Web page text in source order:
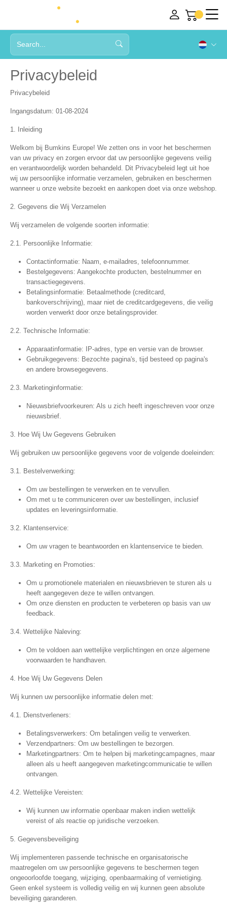
Privacybeleid
Privacybeleid
Ingangsdatum: 01-08-2024
1. Inleiding
Welkom bij Bumkins Europe! We zetten ons in voor het beschermen
van uw privacy en zorgen ervoor dat uw persoonlijke gegevens veilig
en verantwoordelijk worden behandeld. Dit Privacybeleid legt uit hoe
wij uw persoonlijke informatie verzamelen, gebruiken en beschermen
wanneer u onze website bezoekt en aankopen doet via onze webshop.
2. Gegevens die Wij Verzamelen
Wij verzamelen de volgende soorten informatie:
2.1. Persoonlijke Informatie:
Contactinformatie: Naam, e-mailadres, telefoonnummer.
Bestelgegevens: Aangekochte producten, bestelnummer en
transactiegegevens.
Betalingsinformatie: Betaalmethode (creditcard,
bankoverschrijving), maar niet de creditcardgegevens, die veilig
worden verwerkt door onze betalingsprovider.
2.2. Technische Informatie:
Apparaatinformatie: IP-adres, type en versie van de browser.
Gebruikgegevens: Bezochte pagina's, tijd besteed op pagina's
en andere browsegegevens.
2.3. Marketinginformatie:
Nieuwsbriefvoorkeuren: Als u zich heeft ingeschreven voor onze
nieuwsbrief.
3. Hoe Wij Uw Gegevens Gebruiken
Wij gebruiken uw persoonlijke gegevens voor de volgende doeleinden:
3.1. Bestelverwerking:
Om uw bestellingen te verwerken en te vervullen.
Om met u te communiceren over uw bestellingen, inclusief
updates en leveringsinformatie.
3.2. Klantenservice:
Om uw vragen te beantwoorden en klantenservice te bieden.
3.3. Marketing en Promoties:
Om u promotionele materialen en nieuwsbrieven te sturen als u
heeft aangegeven deze te willen ontvangen.
Om onze diensten en producten te verbeteren op basis van uw
feedback.
3.4. Wettelijke Naleving:
Om te voldoen aan wettelijke verplichtingen en onze algemene
voorwaarden te handhaven.
4. Hoe Wij Uw Gegevens Delen
Wij kunnen uw persoonlijke informatie delen met:
4.1. Dienstverleners:
Betalingsverwerkers: Om betalingen veilig te verwerken.
Verzendpartners: Om uw bestellingen te bezorgen.
Marketingpartners: Om te helpen bij marketingcampagnes, maar
alleen als u heeft aangegeven marketingcommunicatie te willen
ontvangen.
4.2. Wettelijke Vereisten:
Wij kunnen uw informatie openbaar maken indien wettelijk
vereist of als reactie op juridische verzoeken.
5. Gegevensbeveiliging
Wij implementeren passende technische en organisatorische
maatregelen om uw persoonlijke gegevens te beschermen tegen
ongeoorloofde toegang, wijziging, openbaarmaking of vernietiging.
Geen enkel systeem is volledig veilig en wij kunnen geen absolute
beveiliging garanderen.